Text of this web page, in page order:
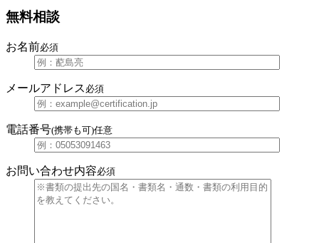
無料相談
お名前必須
メールアドレス 必須
電話番号(携帯も可)任意
お問い合わせ内容必須